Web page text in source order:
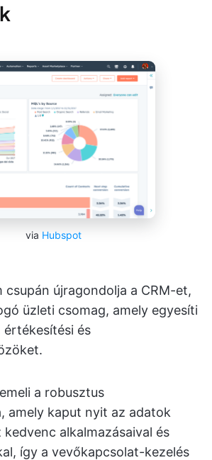
via Hubspot
csupán újragondolja a CRM-et,
üzleti csomag, amely egyesíti
és
a robusztus
amely kaput nyit az adatok
alkalmazásaival és
így a vevőkapcsolat-kezelés